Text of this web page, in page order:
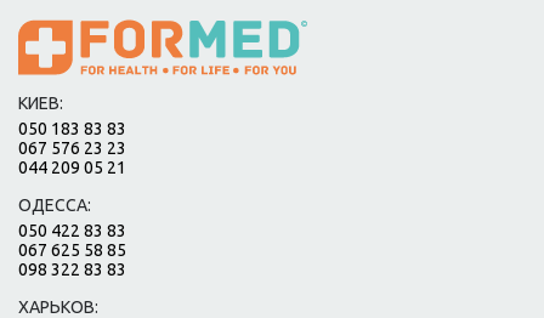
КИЕВ:
050 183 83 83
067 576 23 23
044 209 05 21
ОДЕССА:
050 422 83 83
067 625 58 85
098 322 83 83
ХАРЬКОВ: